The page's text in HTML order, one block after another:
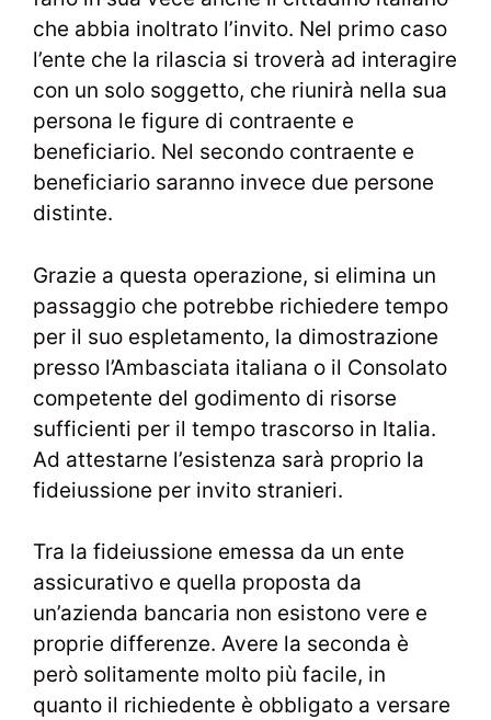
che abbia inoltrato l’invito. Nel primo caso
l’ente che la rilascia si troverà ad interagire
con un solo soggetto, che riunirà nella sua
persona le figure di contraente e
beneficiario. Nel secondo contraente e
beneficiario saranno invece due persone
distinte.
Grazie a questa operazione, si elimina un
passaggio che potrebbe richiedere tempo
per il suo espletamento, la dimostrazione
presso l’Ambasciata italiana o il Consolato
competente del godimento di risorse
sufficienti per il tempo trascorso in Italia.
Ad attestarne l’esistenza sarà proprio la
fideiussione per invito stranieri.
Tra la fideiussione emessa da un ente
assicurativo e quella proposta da
un’azienda bancaria non esistono vere e
proprie differenze. Avere la seconda è
però solitamente molto più facile, in
quanto il richiedente è obbligato a versare